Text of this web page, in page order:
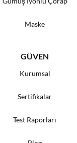
Maske
GÜVEN
Kurumsal
Sertifikalar
Test Raporları